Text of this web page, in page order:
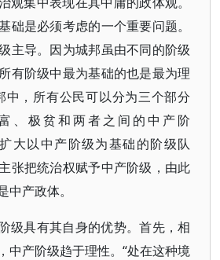
础是必须考虑的一个重要问题。
主导。因为城邦虽由不同的阶级
有阶级中最为基础的也是最为理
中，所有公民可以分为三个部分
、极贫和两者之间的中产阶
大以中产阶级为基础的阶级队
张把统治权赋予中产阶级，由此
产政体。
级具有其自身的优势。首先，相
中产阶级趋于理性。“处在这种境